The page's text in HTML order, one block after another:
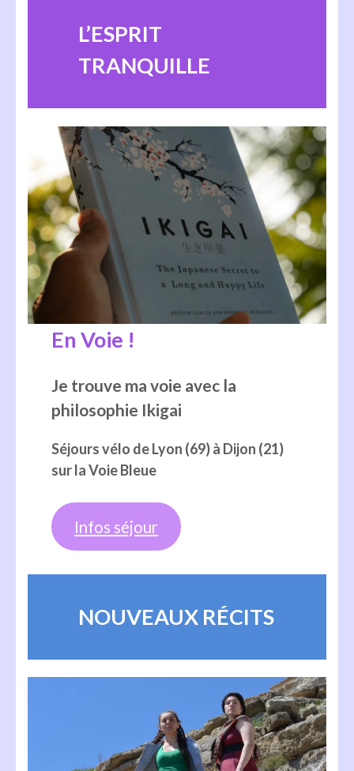
L’ESPRIT
TRANQUILLE
En Voie !
Je trouve ma voie avec la
philosophie Ikigai
Séjours vélo de Lyon (69)à Dijon (21)
sur la Voie Bleue
Infos séjour
NOUVEAUX RÉCITS